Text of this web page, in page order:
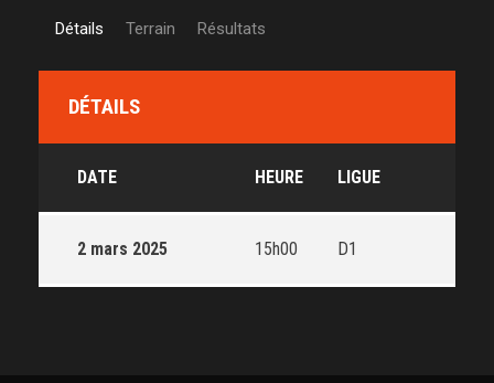
Détails Terrain Résultats
DÉTAILS
DATE HEURE LIGUE
2 mars 2025 15h00 D1